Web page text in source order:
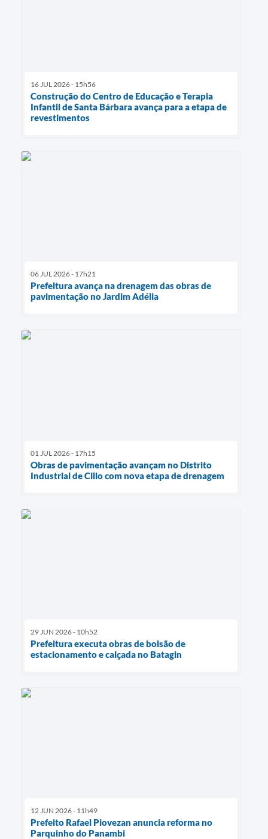
16 JUL 2026 - 15h56
Construção do Centro de Educação e Terapia
Infantil de Santa Bárbara avança para a etapa de
revestimentos
06 JUL 2026 - 17h21
Prefeitura avança na drenagem das obras de
pavimentação no Jardim Adélia
01 JUL 2026 - 17h15
Obras de pavimentação avançam no Distrito
Industrial de Cillo com nova etapa de drenagem
29 JUN 2026 - 10h52
Prefeitura executa obras de bolsão de
estacionamento e calçada no Batagin
12 JUN 2026 - 11h49
Prefeito Rafael Piovezan anuncia reforma no
Parquinho do Panambi